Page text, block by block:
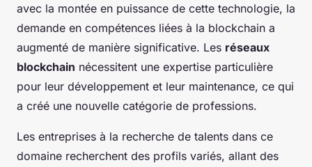
avec la montée en puissance de cette technologie, la
demande en compétences liées à la blockchain a
augmenté de manière significative. Les réseaux
blockchain nécessitent une expertise particulière
pour leur développement et leur maintenance, ce qui
a créé une nouvelle catégorie de professions.
Les entreprises à la recherche de talents dans ce
domaine recherchent des profils variés, allant des